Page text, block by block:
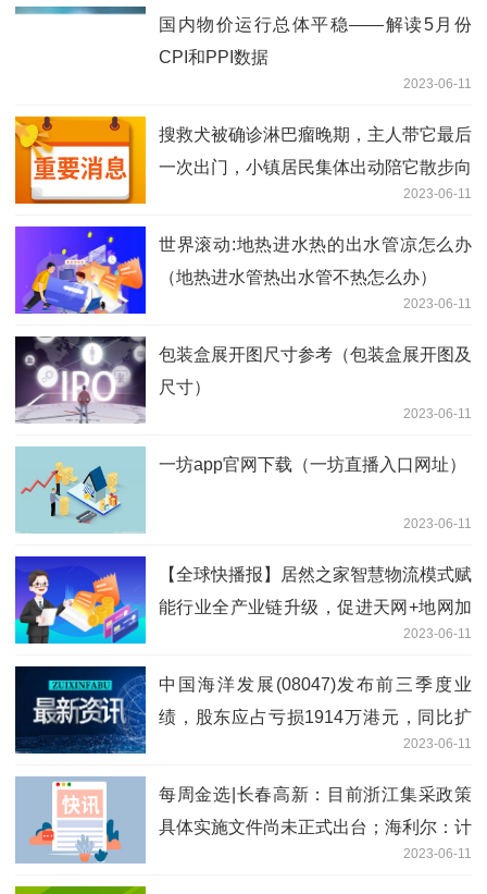
国内物价运行总体平稳——解读5月份
CPI和PPI数据
2023-06-11
搜救犬被确诊淋巴瘤晚期，主人带它最后
一次出门，小镇居民集体出动陪它散步向
2023-06-11
世界滚动:地热进水热的出水管凉怎么办
（地热进水管热出水管不热怎么办）
2023-06-11
包装盒展开图尺寸参考（包装盒展开图及
尺寸）
2023-06-11
一坊app官网下载（一坊直播入口网址）
2023-06-11
【全球快播报】居然之家智慧物流模式赋
能行业全产业链升级，促进天网+地网加
2023-06-11
中国海洋发展(08047)发布前三季度业
绩，股东应占亏损1914万港元，同比扩
2023-06-11
每周金选|长春高新：目前浙江集采政策
具体实施文件尚未正式出台；海利尔：计
划用于支付分红款的银行账户被临时冻结
2023-06-11